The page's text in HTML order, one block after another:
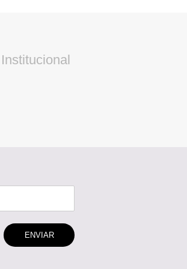
ENVIAR